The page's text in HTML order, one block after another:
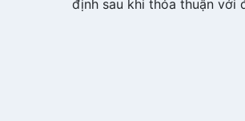
định sau khi thỏa thuận với